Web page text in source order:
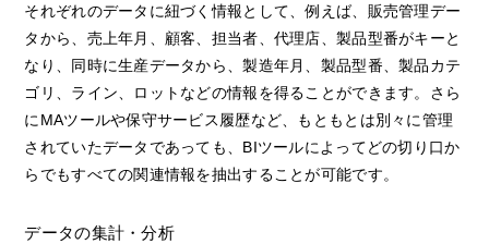
それぞれのデータに紐づく情報として、例えば、販売管理デー
タから、売上年月、顧客、担当者、代理店、製品型番がキーと
なり、同時に生産データから、製造年月、製品型番、製品カテ
ゴリ、ライン、ロットなどの情報を得ることができます。さら
にMAツールや保守サービス履歴など、もともとは別々に管理
されていたデータであっても、BIツールによってどの切り口か
らでもすべての関連情報を抽出することが可能です。
データの集計・分析